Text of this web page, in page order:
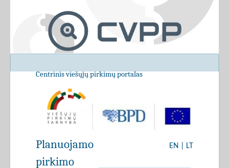
Centrinis viešųjų pirkimų portalas
EN LT
Planuojamo
pirkimo